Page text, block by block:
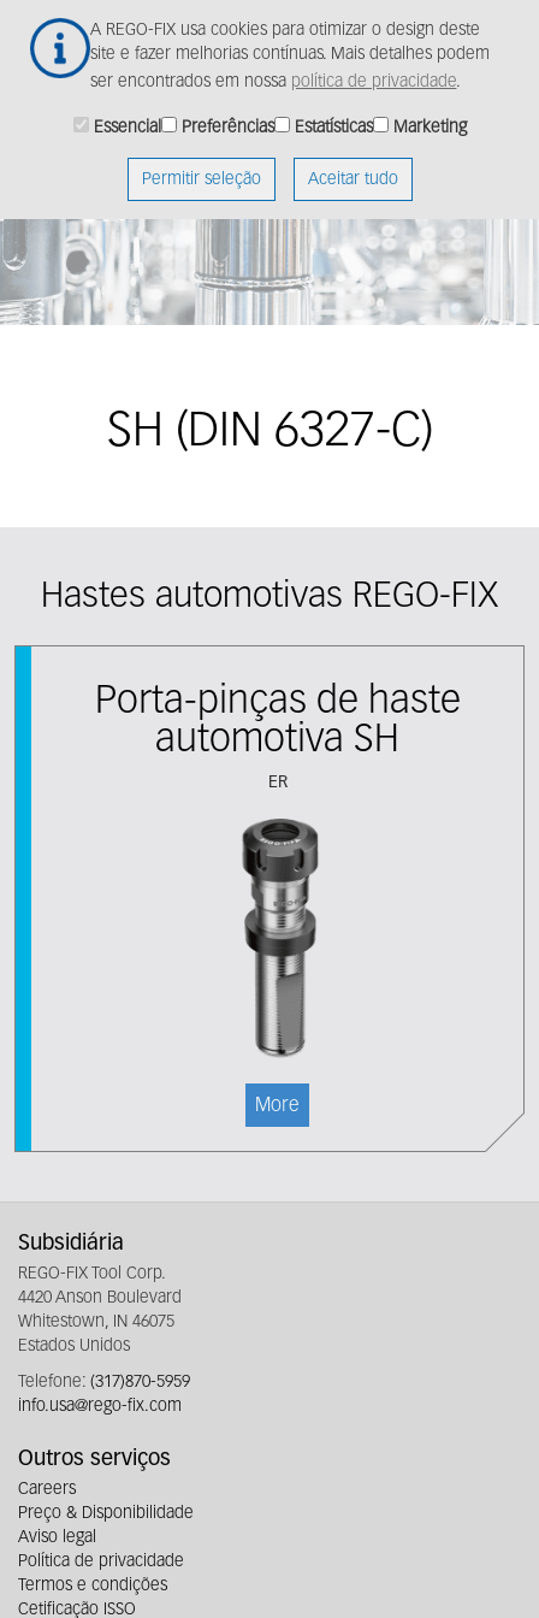
A REGO-FIX usa cookies para otimizar o design deste
site e fazer melhorias contínuas. Mais detalhes podem
ser encontrados em nossa política de privacidade.
Essencial Preferências Estatísticas Marketing
Permitir seleção Aceitar tudo
para
SH (DIN 6327-C)
Hastes automotivas REGO-FIX
Porta-pinças de haste
automotiva SH
ER
More
Subsidiária
REGO-FIX Tool Corp.
4420 Anson Boulevard
Whitestown, IN 46075
Estados Unidos
Telefone: (317)870-5959
info.usa@rego-fix.com
Outros serviços
Careers
Preço & Disponibilidade
Aviso legal
Política de privacidade
Termos e condições
Cetificação ISSO